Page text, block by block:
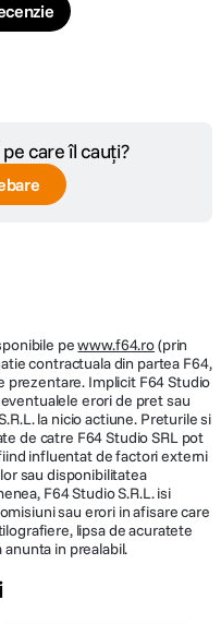
top pentru iPad Air, alimentand
GPU avansat si Neural
decat modelul cu cip M1.
procesor cu
care îl cauți?
pewww.f64.ro(prin
contractuala din partea F64,
prezentare. Implicit F64 Studio
erori de pret sau
la nicio actiune. Preturile si
de catre F64 Studio SRL pot
influentat de factori externi
sau disponibilitatea
F64 Studio S.R.L. isi
sau erori in afisare care
lipsa de acuratete
in prealabil.